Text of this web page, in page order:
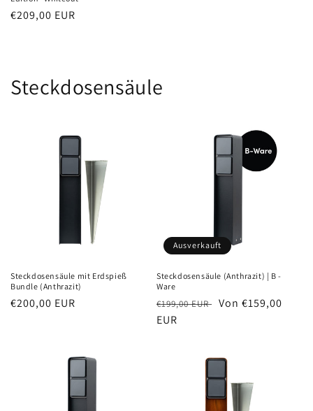
Normaler
€209,00 EUR
Steckdosensäule
Steckdosensäule mit Erdspieß
Bundle (Anthrazit)
Normaler
€200,00 EUR
Ausverkauft
Steckdosensäule (Anthrazit) | B -
Ware
Normaler
Preis
€199,00 EUR Verkaufspreis
Von €159,00
EUR